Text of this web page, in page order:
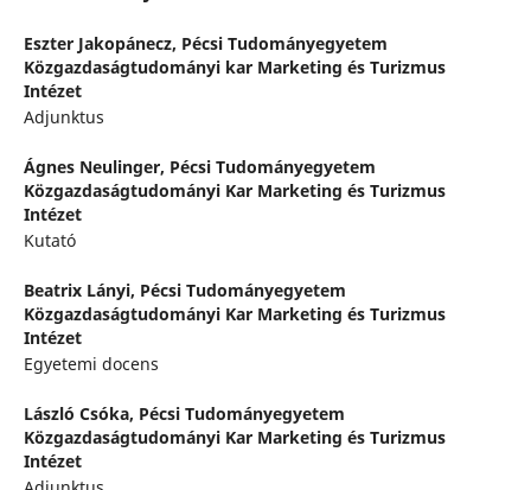
Eszter Jakopánecz, Pécsi Tudományegyetem
Közgazdaságtudományi kar Marketing és Turizmus
Intézet
Adjunktus
Ágnes Neulinger, Pécsi Tudományegyetem
Közgazdaságtudományi Kar Marketing és Turizmus
Intézet
Kutató
Beatrix Lányi, Pécsi Tudományegyetem
Közgazdaságtudományi Kar Marketing és Turizmus
Intézet
Egyetemi docens
László Csóka, Pécsi Tudományegyetem
Közgazdaságtudományi Kar Marketing és Turizmus
Intézet